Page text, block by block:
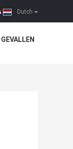
Dutch
GEVALLEN